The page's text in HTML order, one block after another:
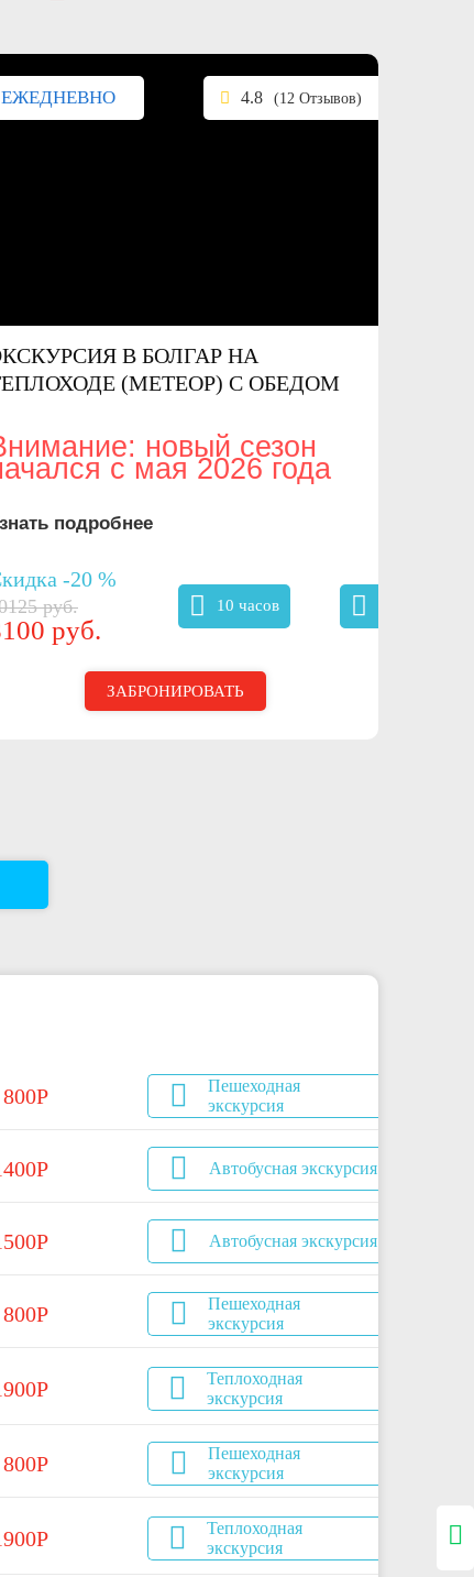
ЕЖЕДНЕВНО 4.8 (12 Отзывов)
В БОЛГАР НА
(МЕТЕОР) С ОБЕДОМ
новый сезон
с мая 2026 года
подробнее
-20 %
руб.
руб.
10 часов
ЗАБРОНИРОВАТЬ
Пешеходная
экскурсия
Автобусная экскурсия
Автобусная экскурсия
Пешеходная
экскурсия
Теплоходная
экскурсия
Пешеходная
экскурсия
Теплоходная
экскурсия